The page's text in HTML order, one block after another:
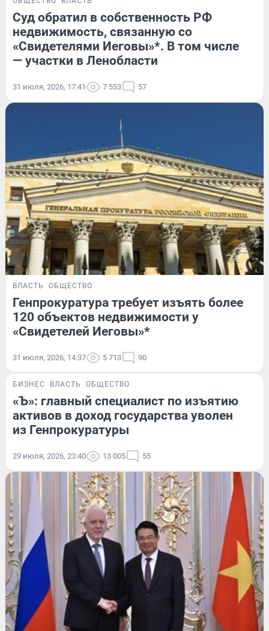
Суд обратил в собственность РФ
недвижимость, связанную со
«Свидетелями Иеговы»*. В том числе
— участки в Ленобласти
31 июля, 2026, 17:41 7 553 57
ВЛАСТЬ ОБЩЕСТВО
Генпрокуратура требует изъять более
120 объектов недвижимости у
«Свидетелей Иеговы»*
31 июля, 2026, 14:37 5 713 90
БИЗНЕС ВЛАСТЬ ОБЩЕСТВО
«Ъ»: главный специалист по изъятию
активов в доход государства уволен
из Генпрокуратуры
29 июля, 2026, 23:40 13 005 55